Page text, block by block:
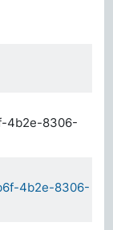
4b2e-8306-
4b2e-8306-